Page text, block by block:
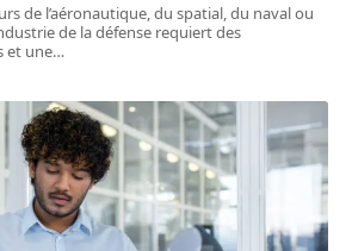
de l’aéronautique, du spatial, du naval ou
de la défense requiert des
et une…